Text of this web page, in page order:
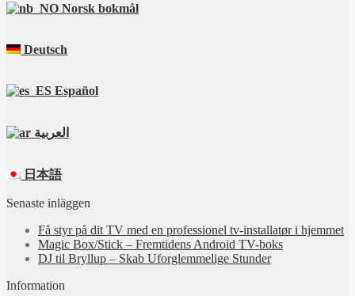
Norsk bokmål
Deutsch
Español
العربية
日本語
Senaste inläggen
Få styr på dit TV med en professionel tv‑installatør i hjemmet
Magic Box/Stick – Fremtidens Android TV-boks
DJ til Bryllup – Skab Uforglemmelige Stunder
Information